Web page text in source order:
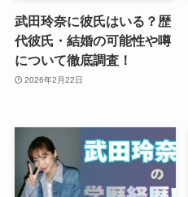
武田玲奈に彼氏はいる？歴
代彼氏・結婚の可能性や噂
について徹底調査！
2026年2月22日